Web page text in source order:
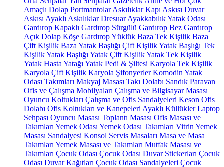
Amaçlı Dolap Portmantolar Askılıklar Kapı Askısı Duvar
Askısı Ayaklı Askılıklar Dresuar AyakkabılıkYatak Odası
Gardırop Kapaklı Gardırop Sürgülü Gardırop Bez Gardırop
Açık Dolap Köşe GardıropYüklük Baza Tek Kişilik Baza
Çift Kişilik Baza Yatak Başlığı Çift Kişilik Yatak Başlığı Tek
Kişilik Yatak Başlığı Yatak Çift Kişilik Yatak Tek Kişilik
Yatak Hasta Yatağı Yatak Pedi & Şiltesi Karyola Tek Kişilik
Karyola Çift Kişilik Karyola Şifonyerler Komodin Yatak
Odası Takımları Makyaj Masası Takı Dolabı Sandık Paravan
Ofis ve Çalışma Mobilyaları Çalışma ve Bilgisayar Masası
Oyuncu Koltukları Çalışma ve Ofis Sandalyeleri Keson Ofis
Dolabı Ofis Koltukları ve Kanepeleri Ayaklı Küllükler Laptop
Sehpası Oyuncu Masası Toplantı Masası Ofis Masası ve
Takımları Yemek Odası Yemek Odası Takımları Vitrin Yemek
Masası Sandalyesi Konsol Servis Masaları Masa ve Masa
Takımları Yemek Masası ve Takımları Mutfak Masası ve
Takımları Çocuk Odası Çocuk Odası Duvar Stickerları Çocuk
Odası Duvar Kağıtları Çocuk Odası Sandalyeleri Çocuk